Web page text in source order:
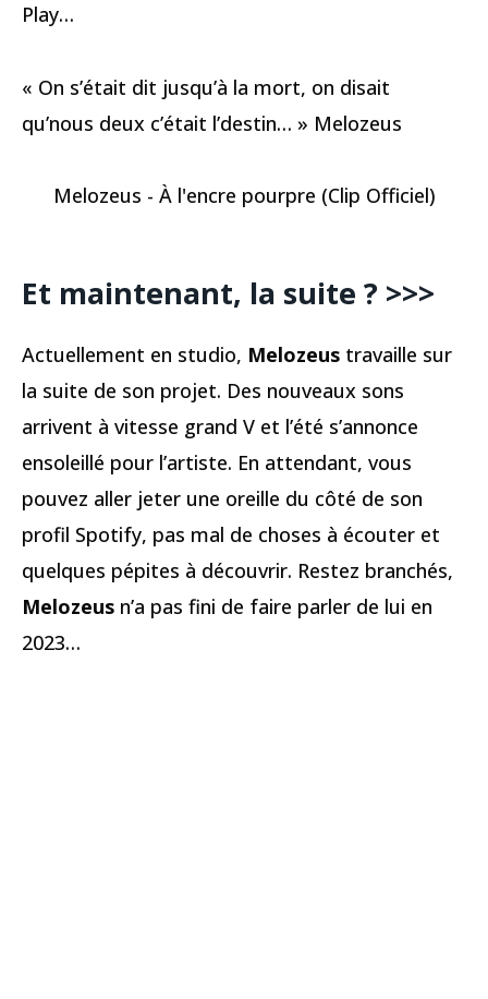
Play…
« On s’était dit jusqu’à la mort, on disait
qu’nous deux c’était l’destin… » Melozeus
Melozeus - À l'encre pourpre (Clip Officiel)
Et maintenant, la suite ? >>>
Actuellement en studio, Melozeus travaille sur
la suite de son projet. Des nouveaux sons
arrivent à vitesse grand V et l’été s’annonce
ensoleillé pour l’artiste. En attendant, vous
pouvez aller jeter une oreille du côté de son
profil Spotify, pas mal de choses à écouter et
quelques pépites à découvrir. Restez branchés,
Melozeus n’a pas fini de faire parler de lui en
2023…